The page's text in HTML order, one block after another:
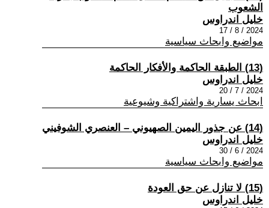
الشعوب
خليل اندراوس
2024 / 8 / 17
مواضيع وابحاث سياسية
(13) الطبقة الحاكمة والأفكار الحاكمة
خليل اندراوس
2024 / 7 / 20
ابحاث يسارية واشتراكية وشيوعية
(14) عن جذور اليمين الصهيوني – العنصري الشوفيني
خليل اندراوس
2024 / 6 / 30
مواضيع وابحاث سياسية
(15) لا تنازل عن حق العودة
خليل اندراوس